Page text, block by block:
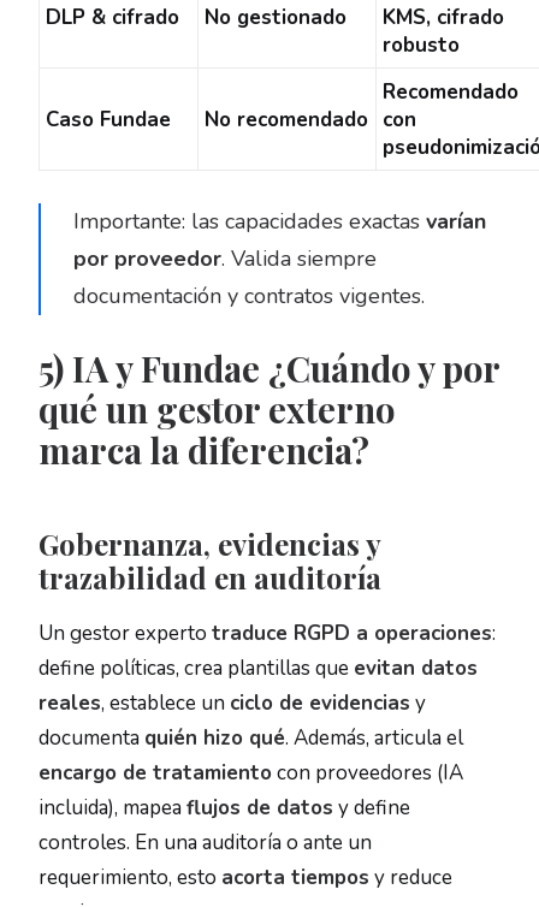
DLP & cifrado No gestionado
KMS, cifrado
robusto
Caso Fundae No recomendado
Recomendado
con
Importante: las capacidades exactas varían
por proveedor. Valida siempre
documentación y contratos vigentes.
5) IA y Fundae ¿Cuándo y por
qué un gestor externo
marca la diferencia?
Gobernanza, evidencias y
trazabilidad en auditoría
Un gestor experto traduce RGPD a operaciones:
define políticas, crea plantillas que evitan datos
reales, establece un ciclo de evidencias y
documenta quién hizo qué. Además, articula el
encargo de tratamientocon proveedores (IA
incluida), mapea flujos de datos y define
controles. En una auditoría o ante un
requerimiento, esto acorta tiempos y reduce